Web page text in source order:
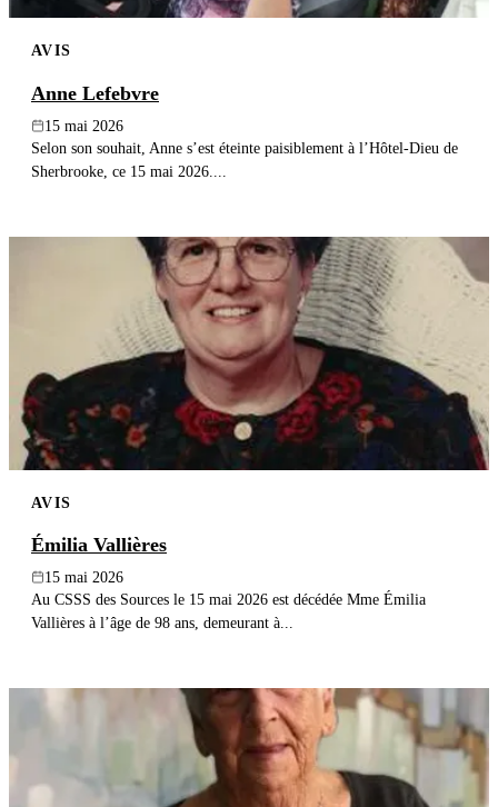
AVIS
Anne Lefebvre
15 mai 2026
Selon son souhait, Anne s’est éteinte paisiblement à l’Hôtel-Dieu de
Sherbrooke, ce 15 mai 2026....
AVIS
Émilia Vallières
15 mai 2026
Au CSSS des Sources le 15 mai 2026 est décédée Mme Émilia
Vallières à l’âge de 98 ans, demeurant à...